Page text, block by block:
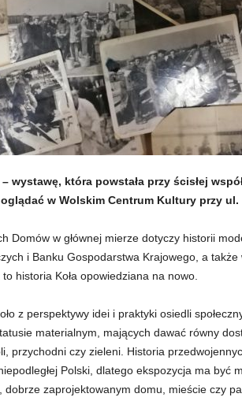
wystawę, która powstała przy ścisłej
w Wolskim Centrum Kultury przy ul.
Domów w głównej mierze dotyczy historii
i Banku Gospodarstwa Krajowego, a
historia Koła opowiedziana na nowo.
z perspektywy idei i praktyki osiedli
materialnym, mających dawać równy
przychodni czy zieleni. Historia
Polski, dlatego ekspozycja ma być
dobrze zaprojektowanym domu, mieście czy